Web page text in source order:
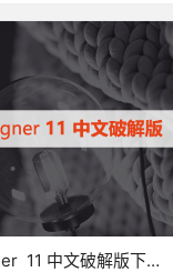
11 中文破解版下载